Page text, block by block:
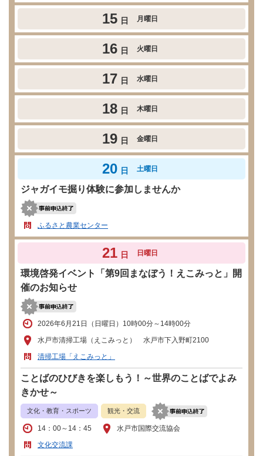
15 日 月曜日
16 日 火曜日
17 日 水曜日
18 日 木曜日
19 日 金曜日
20 日 土曜日
ジャガイモ掘り体験に参加しませんか
ふるさと農業センター
21 日 日曜日
環境啓発イベント「第9回まなぼう！えこみっと」開
催のお知らせ
2026年6月21日（日曜日）10時00分～14時00分
水戸市清掃工場（えこみっと） 水戸市下入野町2100
清掃工場「えこみっと」
ことばのひびきを楽しもう！～世界のことばでよみ
きかせ～
文化・教育・スポーツ 観光・交流
14：00～14：45
水戸市国際交流協会
文化交流課